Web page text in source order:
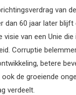
van
dan 60 jaar later
visie van een Unie
Corruptie
betere
de groeiende
verdeelt.